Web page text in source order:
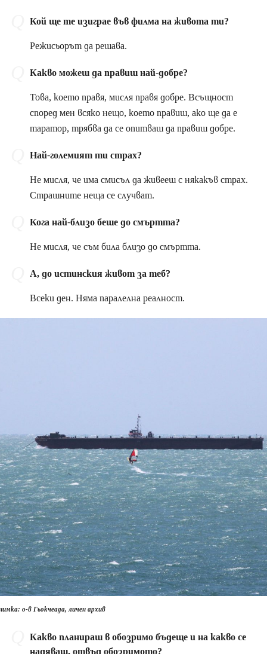
Кой ще те изиграе във филма на живота ти?
Режисьорът да решава.
Какво можеш да правиш най-добре?
Това, което правя, мисля правя добре. Всъщност
според мен всяко нещо, което правиш, ако ще да е
таратор, трябва да се опитваш да правиш добре.
Най-големият ти страх?
Не мисля, че има смисъл да живееш с някакъв страх.
Страшните неща се случват.
Кога най-близо беше до смъртта?
Не мисля, че съм била близо до смъртта.
А, до истинския живот за теб?
Всеки ден. Няма паралелна реалност.
о-в Гьокчеада, личен архив
Какво планираш в обозримо бъдеще и на какво се
надяваш, отвъд обозримото?